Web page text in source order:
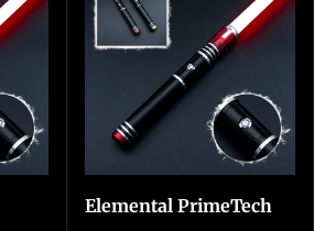
Elemental PrimeTech